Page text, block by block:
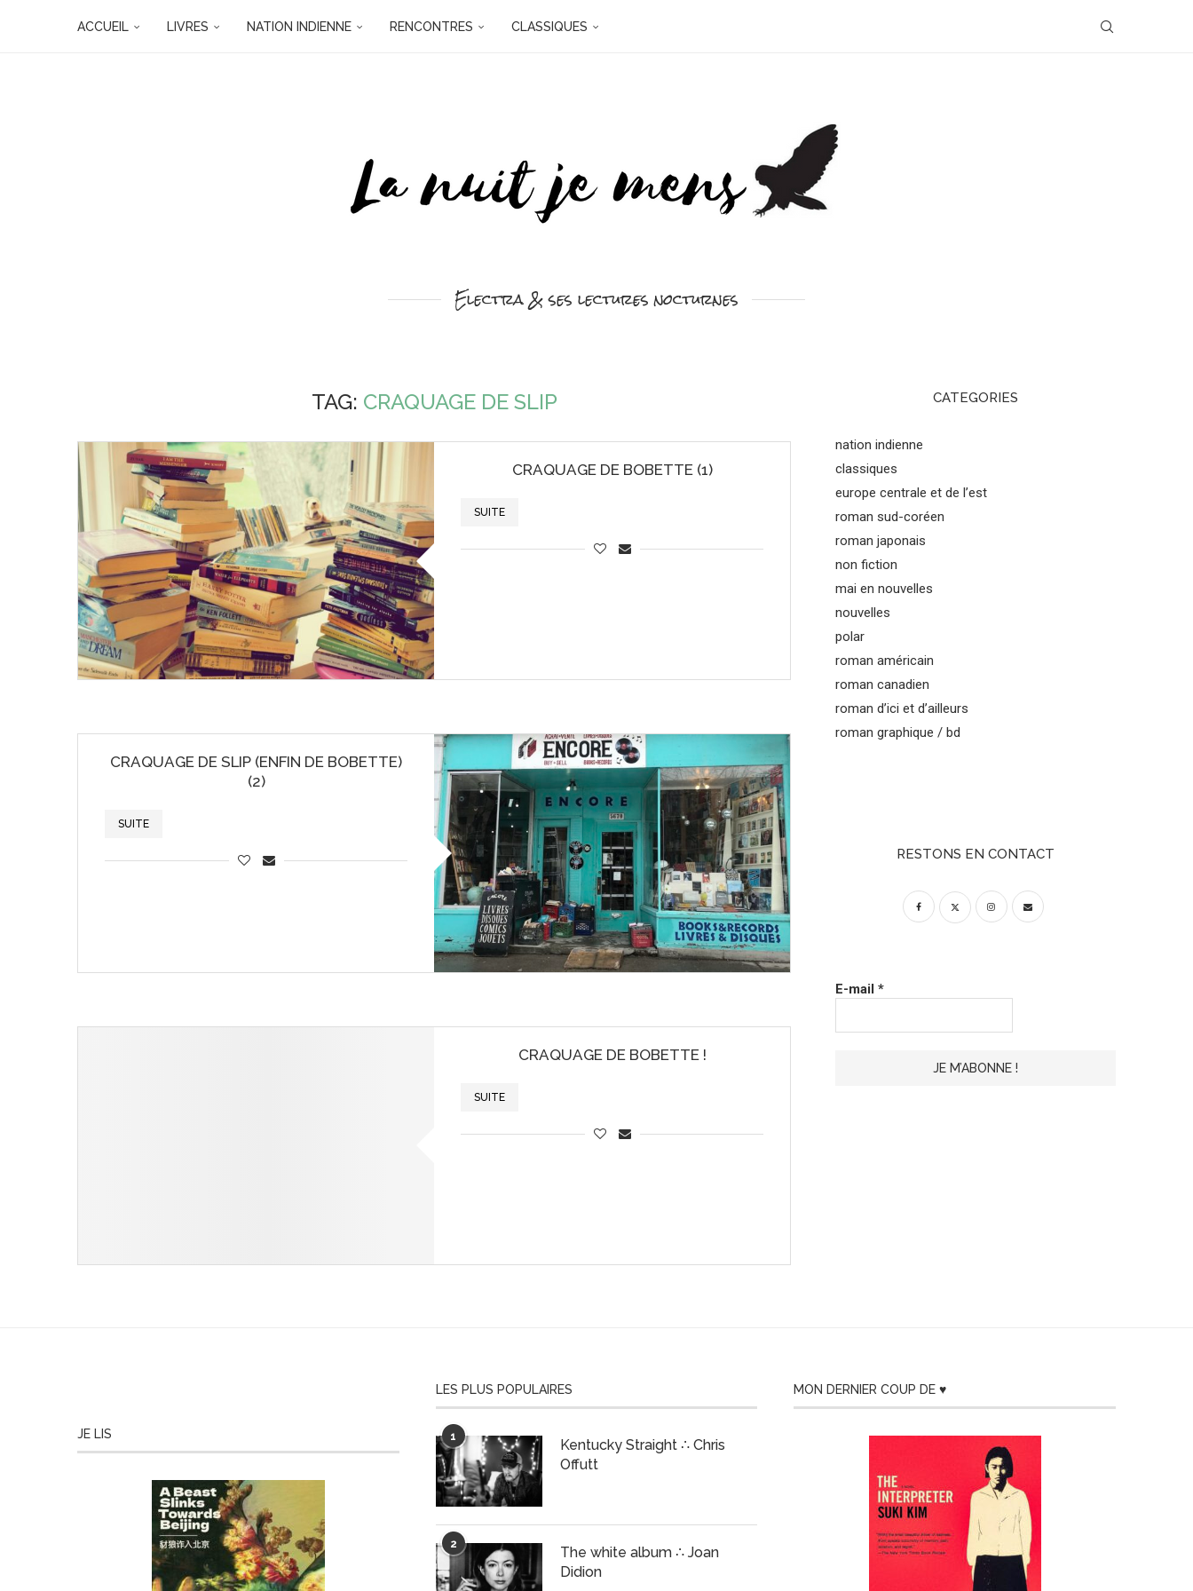
ACCUEIL LIVRES NATION INDIENNE RENCONTRES CLASSIQUES
Electra & ses lectures nocturnes
TAG: CRAQUAGE DE SLIP
CRAQUAGE DE BOBETTE (1)
SUITE
CRAQUAGE DE SLIP (ENFIN DE BOBETTE)
(2)
SUITE
CRAQUAGE DE BOBETTE !
SUITE
CATEGORIES
nation indienne
classiques
europe centrale et de l’est
roman sud-coréen
roman japonais
non fiction
mai en nouvelles
nouvelles
polar
roman américain
roman canadien
roman d’ici et d’ailleurs
roman graphique / bd
RESTONS EN CONTACT
E-mail*
JE LIS
LES PLUS POPULAIRES
1
Kentucky Straight ∴ Chris
Offutt
2
The white album ∴ Joan
Didion
MON DERNIER COUP DE ♥